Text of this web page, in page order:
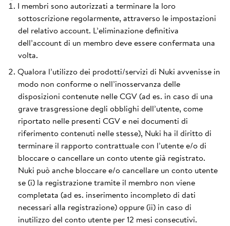
I membri sono autorizzati a terminare la loro
sottoscrizione regolarmente, attraverso le impostazioni
del relativo account. L’eliminazione definitiva
dell’account di un membro deve essere confermata una
volta.
Qualora l’utilizzo dei prodotti/servizi di Nuki avvenisse in
modo non conforme o nell’inosservanza delle
disposizioni contenute nelle CGV (ad es. in caso di una
grave trasgressione degli obblighi dell’utente, come
riportato nelle presenti CGV e nei documenti di
riferimento contenuti nelle stesse), Nuki ha il diritto di
terminare il rapporto contrattuale con l’utente e/o di
bloccare o cancellare un conto utente già registrato.
Nuki può anche bloccare e/o cancellare un conto utente
se (i) la registrazione tramite il membro non viene
completata (ad es. inserimento incompleto di dati
necessari alla registrazione) oppure (ii) in caso di
inutilizzo del conto utente per 12 mesi consecutivi.